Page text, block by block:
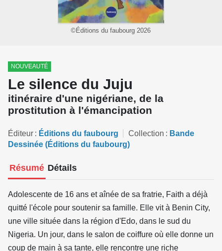
©Éditions du faubourg 2026
NOUVEAUTÉ
Le silence du Juju
itinéraire d'une nigériane, de la
prostitution à l'émancipation
Éditeur Éditions du faubourg Collection
Bande
Dessinée (Éditions du faubourg)
Résumé Détails
Adolescente de 16 ans et aînée de sa fratrie, Faith a déjà
quitté l'école pour soutenir sa famille. Elle vit à Benin City,
une ville située dans la région d'Edo, dans le sud du
Nigeria. Un jour, dans le salon de coiffure où elle donne un
coup de main à sa tante, elle rencontre une riche